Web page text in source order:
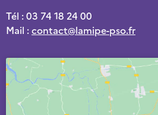
Tél : 03 74 18 24 00
Mail :contact@lamipe-pso.fr